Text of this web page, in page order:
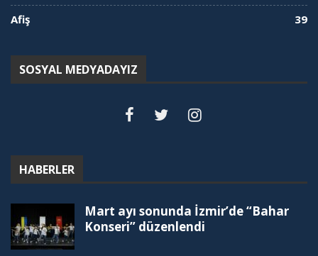
Afiş
39
SOSYAL MEDYADAYIZ
HABERLER
Mart ayı sonunda İzmir’de “Bahar
Konseri” düzenlendi